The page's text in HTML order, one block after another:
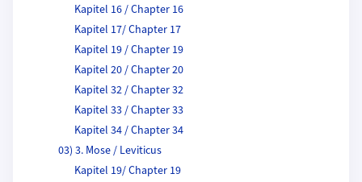
Kapitel 16 / Chapter 16
Kapitel 17/ Chapter 17
Kapitel 19 / Chapter 19
Kapitel 20 / Chapter 20
Kapitel 32 / Chapter 32
Kapitel 33 / Chapter 33
Kapitel 34 / Chapter 34
03) 3. Mose / Leviticus
Kapitel 19/ Chapter 19